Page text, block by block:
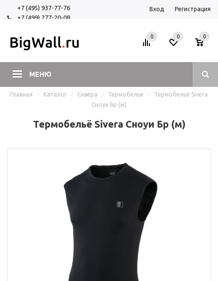
+7 (495) 937-77-76
+7 (499) 277-20-08
Вход Регистрация
МЕНЮ
0 0
0
Главная - Каталог - Сивера - Термобелье -
Термобельё Sivera
Сноуи Бр (м)
Термобельё Sivera Сноуи Бр (м)